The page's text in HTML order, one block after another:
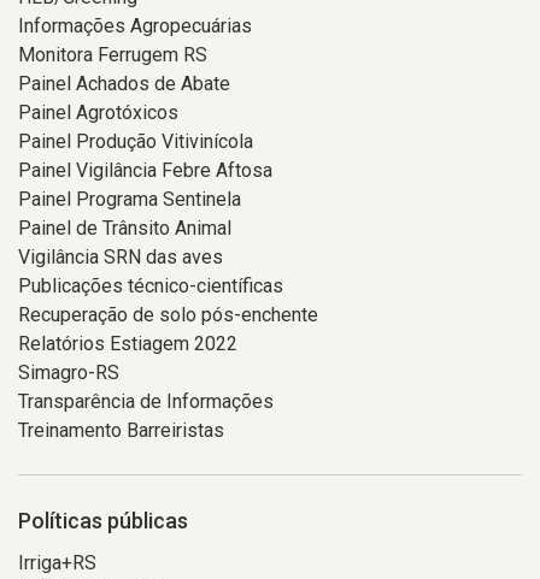
Informações Agropecuárias
Monitora Ferrugem RS
Painel Achados de Abate
Painel Agrotóxicos
Painel Produção Vitivinícola
Painel Vigilância Febre Aftosa
Painel Programa Sentinela
Painel de Trânsito Animal
Vigilância SRN das aves
Publicações técnico-científicas
Recuperação de solo pós-enchente
Relatórios Estiagem 2022
Simagro-RS
Transparência de Informações
Treinamento Barreiristas
Políticas públicas
Irriga+RS